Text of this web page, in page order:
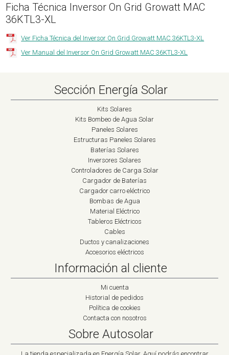
Ficha Técnica Inversor On Grid Growatt MAC
36KTL3-XL
Ver Ficha Técnica del Inversor On Grid Growatt MAC 36KTL3-XL
Ver Manual del Inversor On Grid Growatt MAC 36KTL3-XL
Sección Energía Solar
Kits Solares
Kits Bombeo de Agua Solar
Paneles Solares
Estructuras Paneles Solares
Baterías Solares
Inversores Solares
Controladores de Carga Solar
Cargador de Baterías
Cargador carro eléctrico
Bombas de Agua
Material Eléctrico
Tableros Eléctricos
Cables
Ductos y canalizaciones
Accesorios eléctricos
Información al cliente
Mi cuenta
Historial de pedidos
Política de cookies
Contacta con nosotros
Sobre Autosolar